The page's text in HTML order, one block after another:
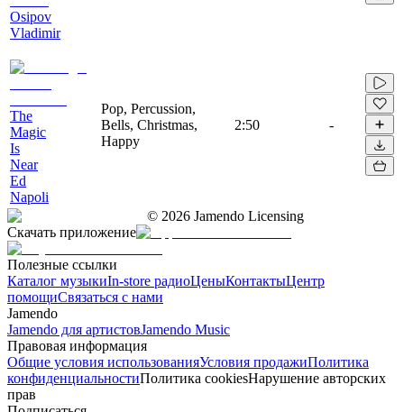
Osipov
Vladimir
The
Magic
Is
Near
Ed
Napoli
Pop, Percussion,
Bells, Christmas,
Happy
2:50 -
© 2026 Jamendo Licensing
Скачать приложение
Полезные ссылки
Каталог музыкиIn-store радиоЦеныКонтактыЦентр
помощиСвязаться с нами
Jamendo
Jamendo для артистовJamendo Music
Правовая информация
Общие условия использованияУсловия продажиПолитика
конфиденциальностиПолитика cookiesНарушение авторских
прав